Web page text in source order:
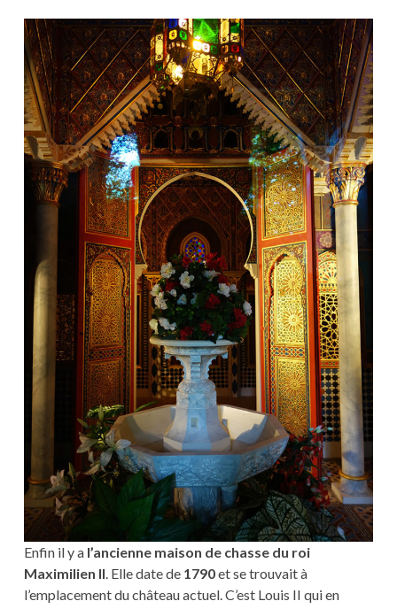
Enfin il y a l’ancienne maison de chasse du roi
Maximilien II. Elle date de 1790et se trouvait à
l’emplacement du château actuel. C’est Louis II qui en